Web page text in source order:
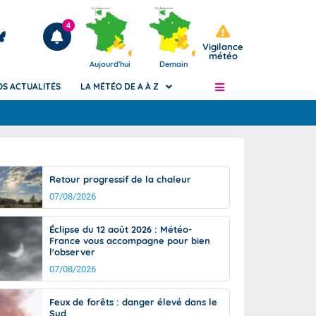
Articles
4
Aujourd'hui Demain
Vigilance
météo
de
Phénomènes dangereux de J+2 à J+7
Avertissement pluies intenses à l'échelle
des communes (Apic)
Bulletins Marine
Bulletins d'estimation du risque
d'avalanche
Météo des forêts
Vigicrues
ACTUALITÉS LA MÉTÉO DE A À Z
Retour progressif de la chaleur
07/08/2026
Éclipse du 12 août 2026 : Météo-
France vous accompagne pour bien
l'observer
07/08/2026
Feux de forêts : danger élevé dans le
Sud